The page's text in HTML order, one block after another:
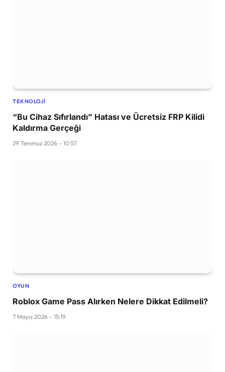
TEKNOLOJI
“Bu Cihaz Sıfırlandı” Hatası ve Ücretsiz FRP Kilidi
Kaldırma Gerçeği
29 Temmuz 2026 - 10:57
OYUN
Roblox Game Pass Alırken Nelere Dikkat Edilmeli?
7 Mayıs 2026 - 15:19